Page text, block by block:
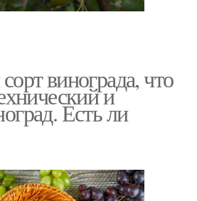
винограда, что
и
Есть ли